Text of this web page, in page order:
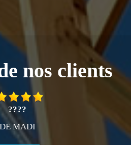
nos clients
????
DE MADI